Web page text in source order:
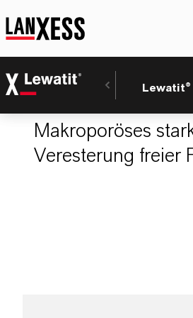
Lewatit®
Makroporöses
Veresterung freier